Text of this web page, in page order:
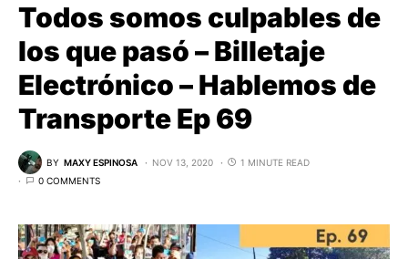
Todos somos culpables de
los que pasó – Billetaje
Electrónico – Hablemos de
Transporte Ep 69
BY MAXY ESPINOSA NOV 13, 2020
1 MINUTE READ
0 COMMENTS